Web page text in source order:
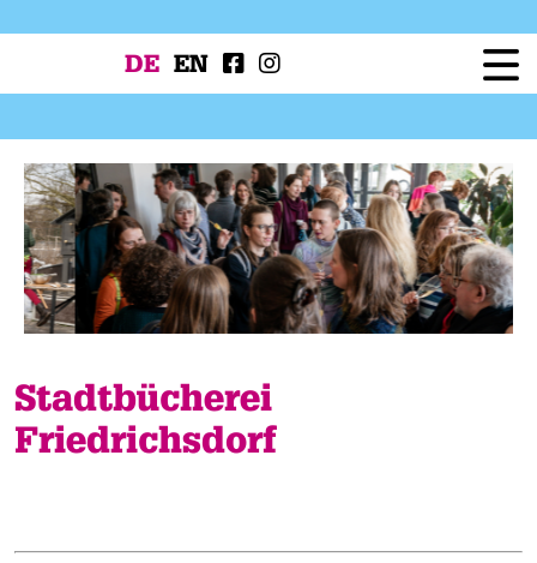
DE EN
Programm
Workshops
Festivalprojekte
Presse
Stadtbücherei
Friedrichsdorf